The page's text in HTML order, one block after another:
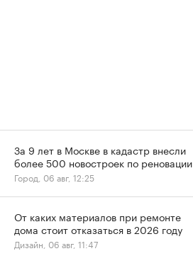
За 9 лет в Москве в кадастр внесли
более 500 новостроек по реновации
Город, 06 авг, 12:25
От каких материалов при ремонте
дома стоит отказаться в 2026 году
Дизайн, 06 авг, 11:47